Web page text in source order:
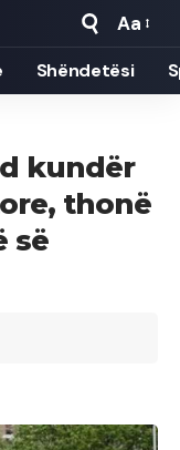
Font
Resizer
Aa
Shëndetësi
kundër
thonë
së